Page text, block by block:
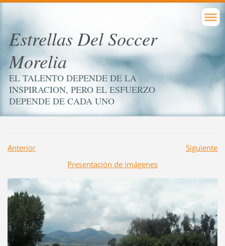
Estrellas Del Soccer
Morelia
EL TALENTO DEPENDE DE LA
INSPIRACION, PERO EL ESFUERZO
DEPENDE DE CADA UNO
Anterior
Siguiente
Presentación de imágenes